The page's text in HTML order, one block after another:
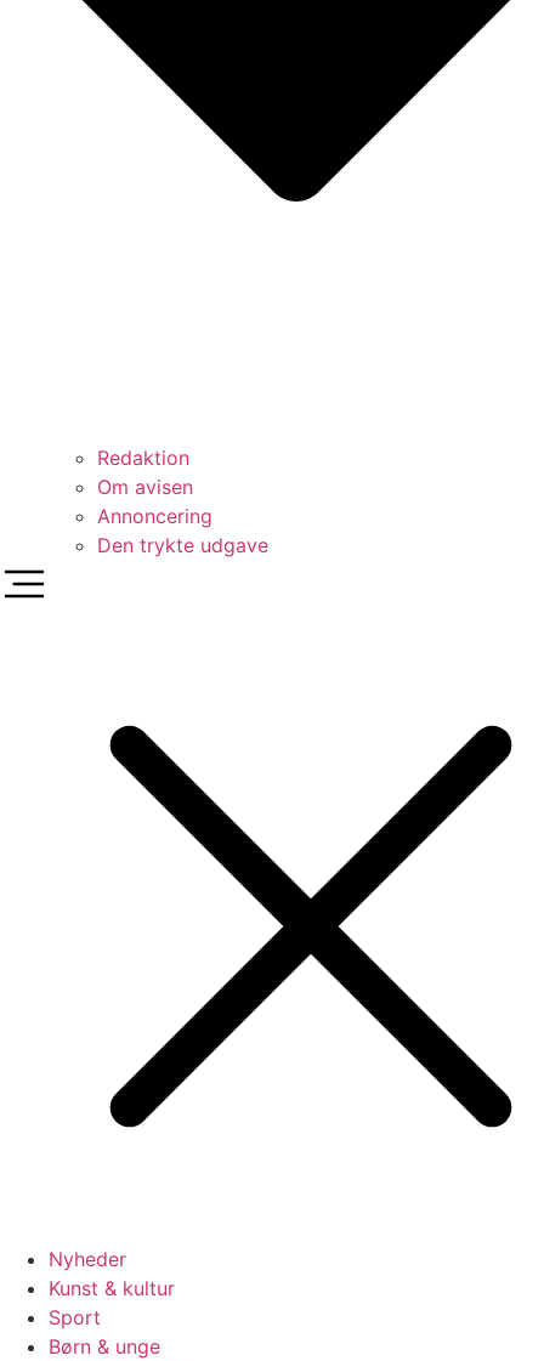
Redaktion
Om avisen
Annoncering
Den trykte udgave
Nyheder
Kunst & kultur
Sport
Børn & unge